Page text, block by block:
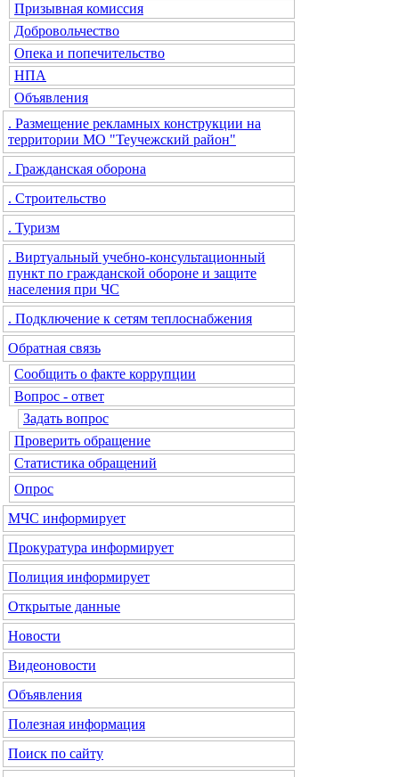
Призывная комиссия
Добровольчество
Опека и попечительство
НПА
Объявления
. Размещение рекламных конструкции на
территории МО "Теучежский район"
. Гражданская оборона
. Строительство
. Туризм
. Виртуальный учебно-консультационный
пункт по гражданской обороне и защите
населения при ЧС
. Подключение к сетям теплоснабжения
Обратная связь
Сообщить о факте коррупции
Вопрос - ответ
Задать вопрос
Проверить обращение
Статистика обращений
Опрос
МЧС информирует
Прокуратура информирует
Полиция информирует
Открытые данные
Новости
Видеоновости
Объявления
Полезная информация
Поиск по сайту